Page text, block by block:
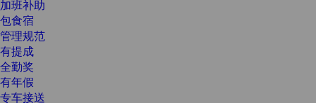
加班补助
包食宿
管理规范
有提成
全勤奖
有年假
专车接送